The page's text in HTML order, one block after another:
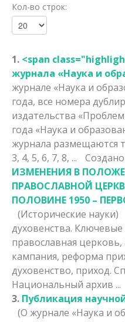
Политические науки
Культурология
Науки о земле
Кол-во строк:
1. <span
журнала «Наука и
журнале «Наука и
года, все номера
издательства
года «Наука и
журнала размещаются
3, 4, 5, 6, 7, 8, ...
ИЗМЕНЕНИЯ В
ПРАВОСЛАВНОЙ
ПОЛОВИНЕ 1950 –
(Исторические науки)
духовенства. Ключевые
православная церковь,
кампания, реформа
духовенство, приход.
Национальный архив ...
3. Публикация
(О журнале «Наука и